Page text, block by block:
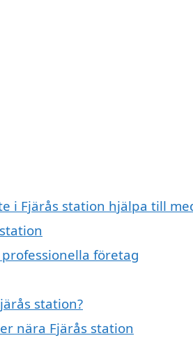
i Fjärås station hjälpa till
företag
station?
nära Fjärås station